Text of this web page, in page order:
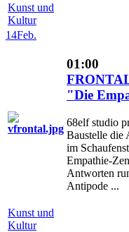
Kunst und
Kultur
14Feb.
01:00
"Die
68elf studio
Baustelle die
im
Empathie-
Antworten
Antipode ...
Kunst und
Kultur